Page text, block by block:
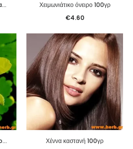
Χαμομήλι 100γρ. (Matricaria chamomilla)
Χειμωνιάτικο όνειρο 100γρ
€4.60
Χελιδόνιο 100γρ. (Chelidonium majus L.)
Χέννα καστανή 100γρ